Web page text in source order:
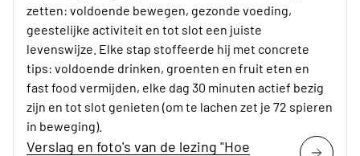
zetten: voldoende bewegen, gezonde voeding,
geestelijke activiteit en tot slot een juiste
levenswijze. Elke stap stoffeerde hij met concrete
tips: voldoende drinken, groenten en fruit eten en
fast food vermijden, elke dag 30 minuten actief bezig
zijn en tot slot genieten (om te lachen zet je 72 spieren
in beweging).
Verslag en foto's van de lezing "Hoe